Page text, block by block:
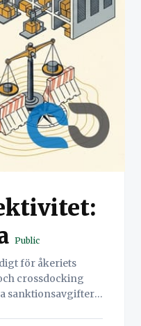
Public
för åkeriets
crossdocking
sanktionsavgifter,